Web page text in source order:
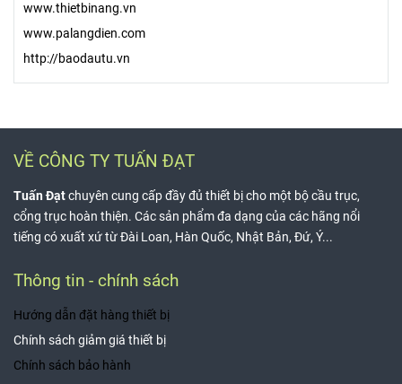
www.thietbinang.vn
www.palangdien.com
http://baodautu.vn
VỀ CÔNG TY TUẤN ĐẠT
Tuấn Đạtchuyên cung cấp đầy đủ thiết bị cho một bộ cầu trục,
cổng trục hoàn thiện. Các sản phẩm đa dạng của các hãng nổi
tiếng có xuất xứ từ Đài Loan, Hàn Quốc, Nhật Bản, Đứ, Ý...
Thông tin - chính sách
Hướng dẫn đặt hàng thiết bị
Chính sách giảm giá thiết bị
Chính sách bảo hành